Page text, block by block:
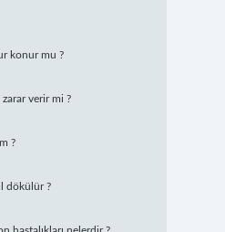
konur mu ?
verir mi ?
?
dökülür ?